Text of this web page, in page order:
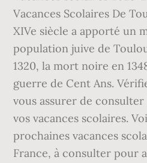
Vacances Scolaires De
XIVe siècle a apporté un
population juive de
1320, la mort noire en
guerre de Cent Ans.
vous assurer de consulter
vos vacances scolaires.
prochaines vacances
France, à consulter pour